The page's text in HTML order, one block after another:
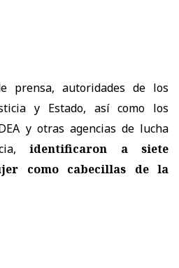
prensa, autoridades de los
y Estado, así como los
y otras agencias de lucha
identificaron a siete
como cabecillas de la